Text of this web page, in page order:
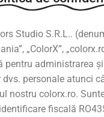
Studio S.R.L..
„ColorX”,
pentru administrarea
personale atunci
nostru colorx.ro.
fiscală